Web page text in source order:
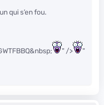
qui s’en fou.
" />
"